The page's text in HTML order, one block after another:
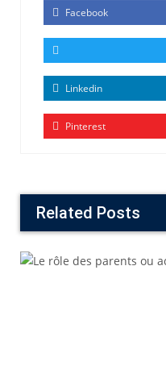
Facebook
Linkedin
Pinterest
Related Posts